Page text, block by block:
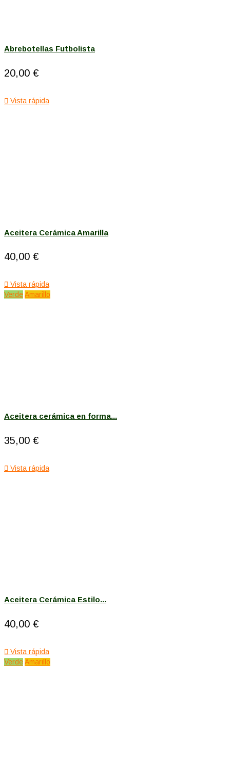
Abrebotellas Futbolista
20,00 €
 Vista rápida
Aceitera Cerámica Amarilla
40,00 €
 Vista rápida
Verde Amarillo
Aceitera cerámica en forma...
35,00 €
 Vista rápida
Aceitera Cerámica Estilo...
40,00 €
 Vista rápida
Verde Amarillo